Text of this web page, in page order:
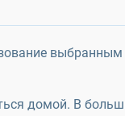
домой. В